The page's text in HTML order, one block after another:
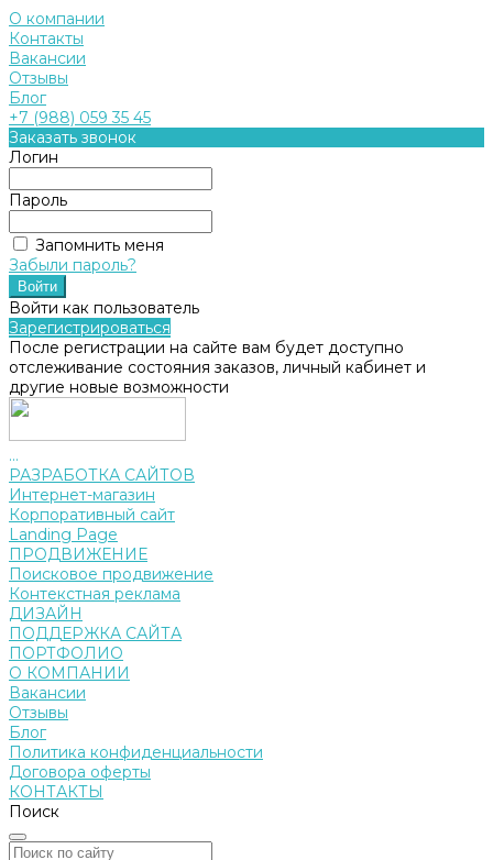
О компании
Контакты
Вакансии
Отзывы
Блог
+7 (988) 059 35 45
Заказать звонок
Логин
Пароль
Запомнить меня
Забыли пароль?
Войти как пользователь
Зарегистрироваться
После регистрации на сайте вам будет доступно
отслеживание состояния заказов, личный кабинет и
другие новые возможности
...
РАЗРАБОТКА САЙТОВ
Интернет-магазин
Корпоративный сайт
Landing Page
ПРОДВИЖЕНИЕ
Поисковое продвижение
Контекстная реклама
ДИЗАЙН
ПОДДЕРЖКА САЙТА
ПОРТФОЛИО
О КОМПАНИИ
Вакансии
Отзывы
Блог
Политика конфиденциальности
Договора оферты
КОНТАКТЫ
Поиск